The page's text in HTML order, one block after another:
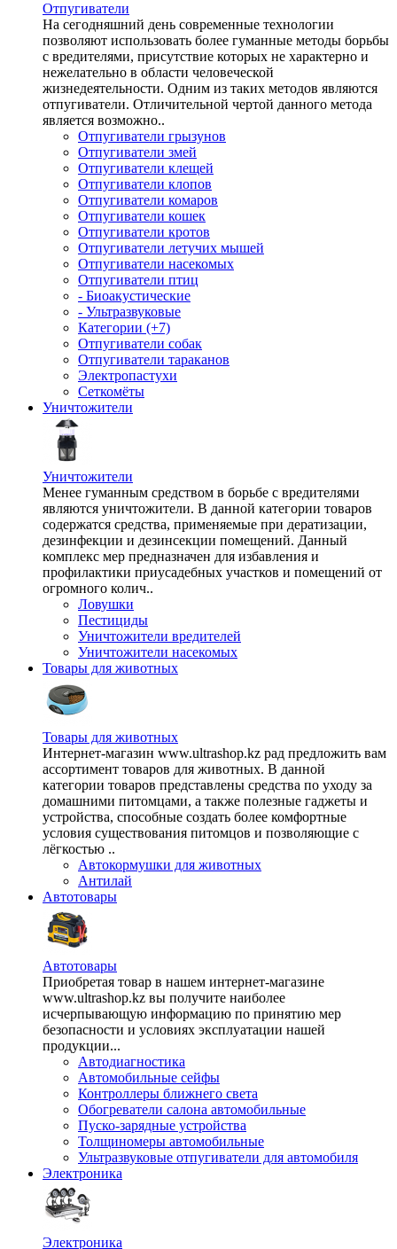
Отпугиватели
На сегодняшний день современные технологии
позволяют использовать более гуманные методы борьбы
с вредителями, присутствие которых не характерно и
нежелательно в области человеческой
жизнедеятельности. Одним из таких методов являются
отпугиватели. Отличительной чертой данного метода
является возможно..
Отпугиватели грызунов
Отпугиватели змей
Отпугиватели клещей
Отпугиватели клопов
Отпугиватели комаров
Отпугиватели кошек
Отпугиватели кротов
Отпугиватели летучих мышей
Отпугиватели насекомых
Отпугиватели птиц
- Биоакустические
- Ультразвуковые
Категории (+7)
Отпугиватели собак
Отпугиватели тараканов
Электропастухи
Сеткомёты
Уничтожители
Уничтожители
Менее гуманным средством в борьбе с вредителями
являются уничтожители. В данной категории товаров
содержатся средства, применяемые при дератизации,
дезинфекции и дезинсекции помещений. Данный
комплекс мер предназначен для избавления и
профилактики приусадебных участков и помещений от
огромного колич..
Ловушки
Пестициды
Уничтожители вредителей
Уничтожители насекомых
Товары для животных
Товары для животных
Интернет-магазин www.ultrashop.kz рад предложить вам
ассортимент товаров для животных. В данной
категории товаров представлены средства по уходу за
домашними питомцами, а также полезные гаджеты и
устройства, способные создать более комфортные
условия существования питомцов и позволяющие с
лёгкостью ..
Автокормушки для животных
Антилай
Автотовары
Автотовары
Приобретая товар в нашем интернет-магазине
www.ultrashop.kz вы получите наиболее
исчерпывающую информацию по принятию мер
безопасности и условиях эксплуатации нашей
продукции...
Автодиагностика
Автомобильные сейфы
Контроллеры ближнего света
Обогреватели салона автомобильные
Пуско-зарядные устройства
Толщиномеры автомобильные
Ультразвуковые отпугиватели для автомобиля
Электроника
Электроника